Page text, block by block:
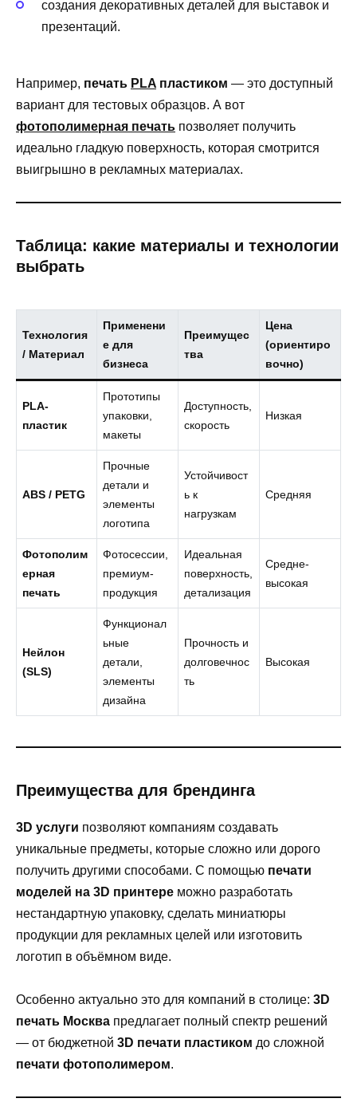
создания декоративных деталей для выставок и
презентаций.
Например, печать PLA пластиком — это доступный
вариант для тестовых образцов. А вот
фотополимерная печать позволяет получить
идеально гладкую поверхность, которая смотрится
выигрышно в рекламных материалах.
Таблица: какие материалы и технологии
выбрать
Технология
/ Материал
Применени
е для
бизнеса
Преимущес
тва
Цена
(ориентиро
вочно)
PLA-
пластик
Прототипы
упаковки,
макеты
Доступность,
скорость
Низкая
ABS / PETG
Прочные
детали и
элементы
логотипа
Устойчивост
ь к
нагрузкам
Средняя
Фотополим
ерная
печать
Фотосессии,
премиум-
продукция
Идеальная
поверхность,
детализация
Средне-
высокая
Нейлон
(SLS)
Функционал
ьные
детали,
элементы
дизайна
Прочность и
долговечнос
ть
Высокая
Преимущества для брендинга
3D услуги позволяют компаниям создавать
уникальные предметы, которые сложно или дорого
получить другими способами. С помощью печати
моделей на 3D принтере можно разработать
нестандартную упаковку, сделать миниатюры
продукции для рекламных целей или изготовить
логотип в объёмном виде.
Особенно актуально это для компаний в столице: 3D
печать Москва предлагает полный спектр решений
— от бюджетной 3D печати пластиком до сложной
печати фотополимером.